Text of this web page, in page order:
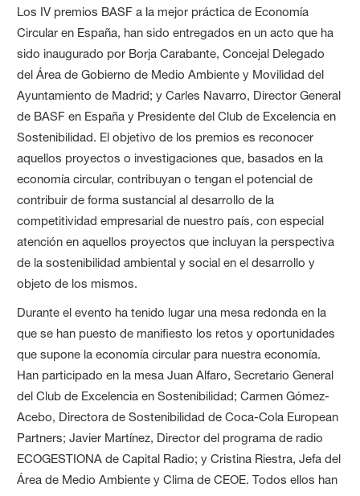
Los IV premios BASF a la mejor práctica de Economía
Circular en España, han sido entregados en un acto que ha
sido inaugurado por Borja Carabante, Concejal Delegado
del Área de Gobierno de Medio Ambiente y Movilidad del
Ayuntamiento de Madrid; y Carles Navarro, Director General
de BASF en España y Presidente del Club de Excelencia en
Sostenibilidad. El objetivo de los premios es reconocer
aquellos proyectos o investigaciones que, basados en la
economía circular, contribuyan o tengan el potencial de
contribuir de forma sustancial al desarrollo de la
competitividad empresarial de nuestro país, con especial
atención en aquellos proyectos que incluyan la perspectiva
de la sostenibilidad ambiental y social en el desarrollo y
objeto de los mismos.
Durante el evento ha tenido lugar una mesa redonda en la
que se han puesto de manifiesto los retos y oportunidades
que supone la economía circular para nuestra economía.
Han participado en la mesa Juan Alfaro, Secretario General
del Club de Excelencia en Sostenibilidad; Carmen Gómez-
Acebo, Directora de Sostenibilidad de Coca-Cola European
Partners; Javier Martínez, Director del programa de radio
ECOGESTIONA de Capital Radio; y Cristina Riestra, Jefa del
Área de Medio Ambiente y Clima de CEOE. Todos ellos han